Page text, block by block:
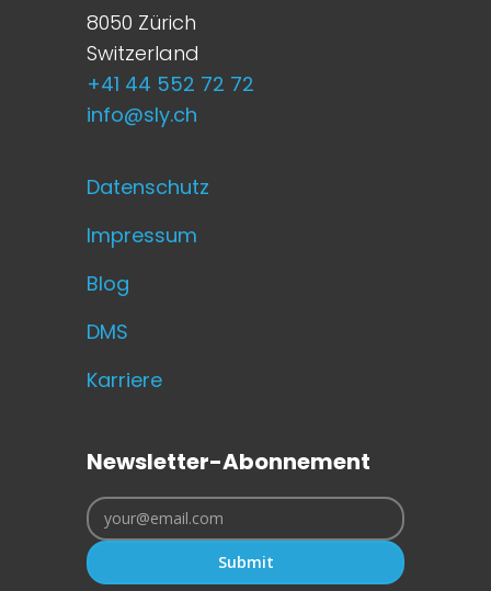
8050 Zürich
Switzerland
+41 44 552 72 72
info@sly.ch
Datenschutz
Impressum
Blog
DMS
Karriere
Newsletter-Abonnement
Submit